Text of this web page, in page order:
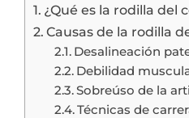
¿Qué es la rodilla del
Causas de la rodilla
Desalineación
Debilidad
Sobreúso de la
Técnicas de